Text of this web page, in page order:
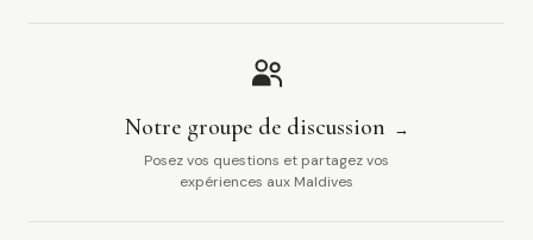
Notre groupe de discussion
Posez vos questions et partagez vos
expériences aux Maldives